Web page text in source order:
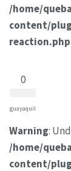
/home/
content/
reaction.php
0
guayaquil
Warning:
/home/
content/